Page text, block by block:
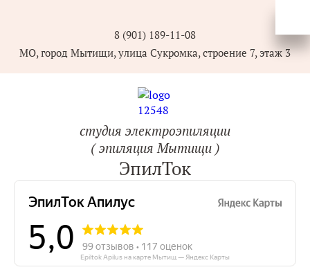
8 (901) 189-11-08
МО, город Мытищи, улица Сукромка, строение 7, этаж 3
студия электроэпиляции
( эпиляция Мытищи )
ЭпилТок
Epiltok Apilus на карте Мытищ — Яндекс Карты